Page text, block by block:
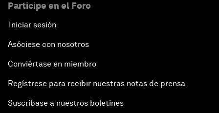
Participe en el Foro
Iniciar sesión
Asóciese con nosotros
Conviértase en miembro
Regístrese para recibir nuestras notas de prensa
Suscríbase a nuestros boletines